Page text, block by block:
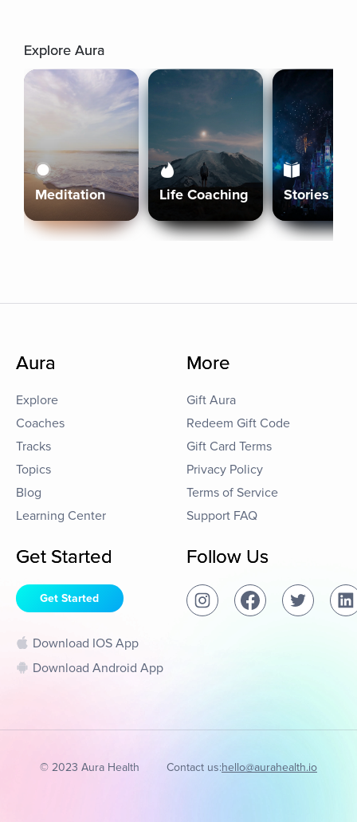
Explore Aura
Meditation Life Coaching Stories
Aura
Explore
Coaches
Tracks
Topics
Blog
Learning Center
More
Gift Aura
Redeem Gift Code
Gift Card Terms
Privacy Policy
Terms of Service
Support FAQ
Get Started
Get Started
Download IOS App
Download Android App
Follow Us
© 2023 Aura Health Contact us:hello@aurahealth.io